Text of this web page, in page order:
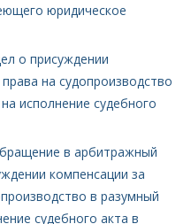
юридическое
о присуждении
на судопроизводство
исполнение судебного
в арбитражный
компенсации за
в разумный
судебного акта в